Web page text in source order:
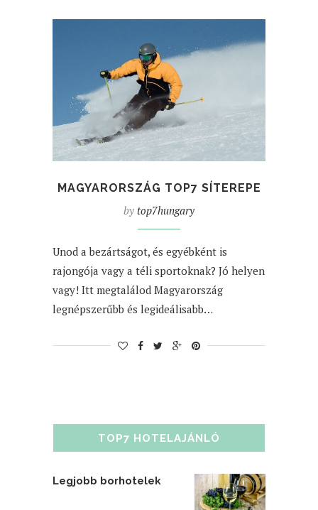
MAGYARORSZÁG TOP7 SÍTEREPE
by top7hungary
Unod a bezártságot, és egyébként is
rajongója vagy a téli sportoknak? Jó helyen
vagy! Itt megtalálod Magyarország
legnépszerűbb és legideálisabb…
TOP7 HOTELAJÁNLÓ
Legjobb borhotelek